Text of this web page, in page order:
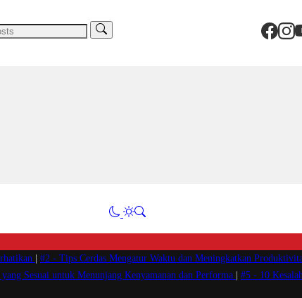
#2 - Tips Cerdas Mengatur Waktu dan Meningkatkan
Sesuai untuk Menunjang Kenyamanan dan Performa #5 - 10